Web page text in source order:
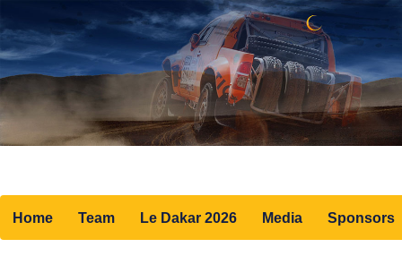
Home Team Le Dakar 2026 Media Sponsors